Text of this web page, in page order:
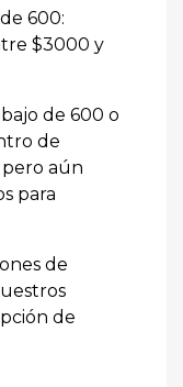
600:
$3000 y
de 600 o
de
pero aún
para
de
de